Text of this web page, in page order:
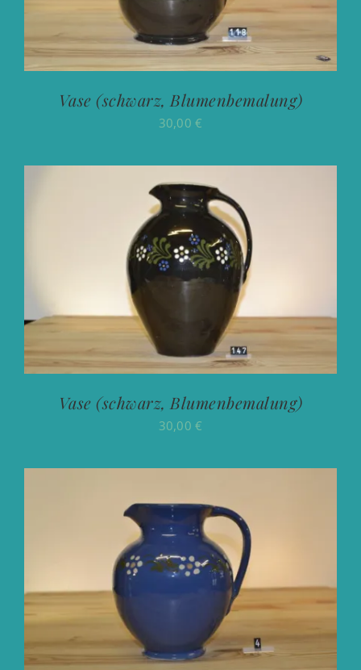
Vase (schwarz, Blumenbemalung)
30,00€
Vase (schwarz, Blumenbemalung)
30,00€